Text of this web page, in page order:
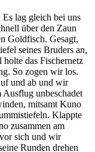
lag gleich bei uns
über den Zaun
Goldfisch. Gesagt,
seines Bruders an,
das Fischernetz
So zogen wir los.
und ab und wir
Ausflug unbeschadet
mitsamt Kuno
Klappte
zusammen am
sich und wir
Runden drehen